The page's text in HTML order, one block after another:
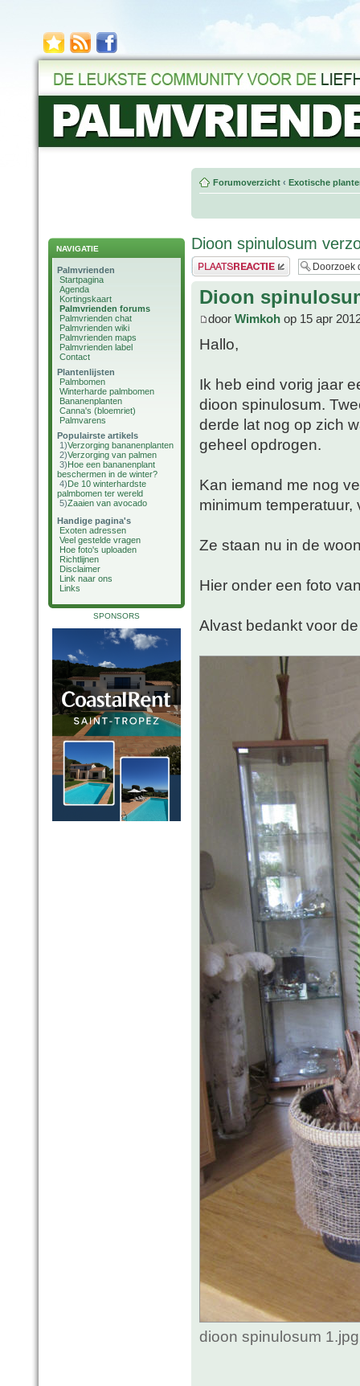
NAVIGATIE
Palmvrienden
Startpagina
Agenda
Kortingskaart
Palmvrienden forums
Palmvrienden chat
Palmvrienden wiki
Palmvrienden maps
Palmvrienden label
Contact
Plantenlijsten
Palmbomen
Winterharde palmbomen
Bananenplanten
Canna's (bloemriet)
Palmvarens
Populairste artikels
1)Verzorging bananenplanten
2)Verzorging van palmen
3)Hoe een bananenplant
beschermen in de winter?
4)De 10 winterhardste
palmbomen ter wereld
5)Zaaien van avocado
Handige pagina's
Exoten adressen
Veel gestelde vragen
Hoe foto's uploaden
Richtlijnen
Disclaimer
Link naar ons
Links
SPONSORS
Forumoverzicht ‹ Exotische
Dioon spinulosum
Plaats een reactie
Dioon
door Wimkoh op 15 apr
Hallo,
Ik heb eind vorig jaar
dioon spinulosum.
derde lat nog op zich
geheel opdrogen.
Kan iemand me nog
minimum
Ze staan nu in de
Hier onder een foto
Alvast bedankt voor
dioon spinulosum